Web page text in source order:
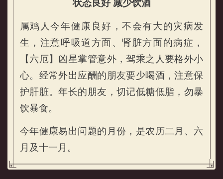
属鸡的人2026年健康运势
状态良好 减少饮酒
属鸡人今年健康良好，不会有大的灾病发
生，注意呼吸道方面、肾脏方面的病症，
【六厄】凶星掌管意外，驾乘之人要格外小
心。经常外出应酬的朋友要少喝酒，注意保
护肝脏。年长的朋友，切记低糖低脂，勿暴
饮暴食。
今年健康易出问题的月份，是农历二月、六
月及十一月。